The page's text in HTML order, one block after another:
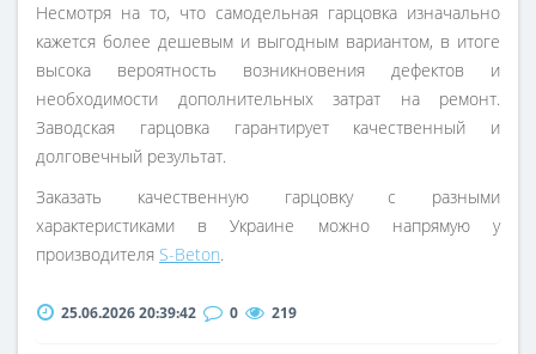
Несмотря на то, что самодельная гарцовка изначально
кажется более дешевым и выгодным вариантом, в итоге
высока вероятность возникновения дефектов и
необходимости дополнительных затрат на ремонт.
Заводская гарцовка гарантирует качественный и
долговечный результат.
Заказать качественную гарцовку с разными
характеристиками в Украине можно напрямую у
производителя S-Beton.
25.06.2026 20:39:42 0 219